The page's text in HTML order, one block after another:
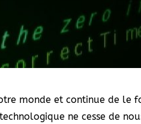
monde et continue de le
ne cesse de